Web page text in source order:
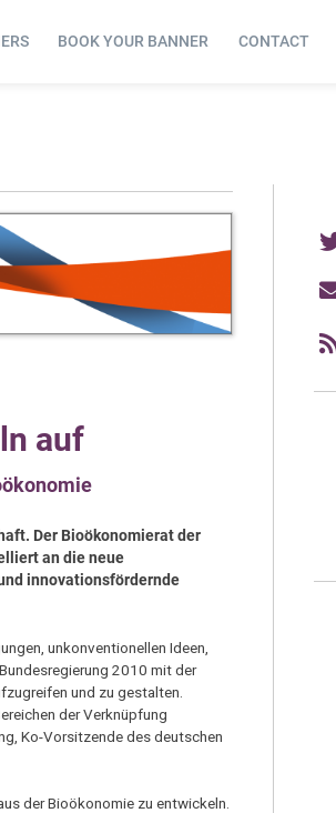
BOOK YOUR BANNER CONTACT
auf
Der Bioökonomierat der
an die neue
innovationsfördernde
unkonventionellen Ideen,
2010 mit der
und zu gestalten.
der Verknüpfung
Ko-Vorsitzende des deutschen
der Bioökonomie zu entwickeln.